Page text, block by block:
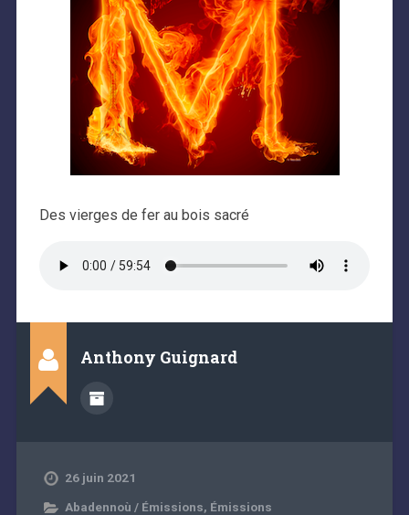
Des vierges de fer au bois sacré
Anthony Guignard
26 juin 2021
Abadennoù / Émissions, Émissions